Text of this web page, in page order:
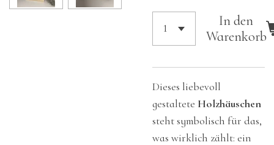
In den
Warenkorb
Dieses liebevoll
gestaltete Holzhäuschen
steht symbolisch für das,
was wirklich zählt: ein